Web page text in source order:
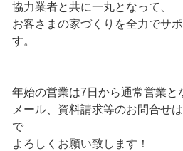
協力業者と共に一丸となって、
お客さまの家づくりを全力でサ
す。
年始の営業は7日から通常営業と
メール、資料請求等のお問合せ
で
よろしくお願い致します！